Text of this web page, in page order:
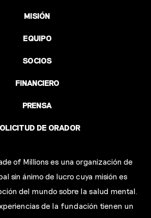
MISIÓN
EQUIPO
SOCIOS
FINANCIERO
PRENSA
DE ORADOR
of Millions es una organización de
sin ánimo de lucro cuya misión es
del mundo sobre la salud mental.
de la fundación tienen un